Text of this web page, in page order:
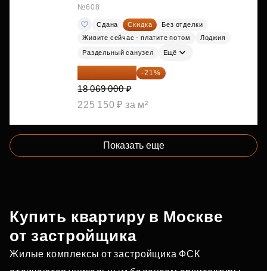
№608
Сдана Скидка
Без отделки
Живите сейчас - платите потом
Лоджия
Раздельный санузел Ещё
14 274 510 ₽ -21%
18 069 000 ₽
225 150 ₽ за м²
Показать еще
Купить квартиру в Москве
от застройщика
Жилые комплексы от застройщика ФСК